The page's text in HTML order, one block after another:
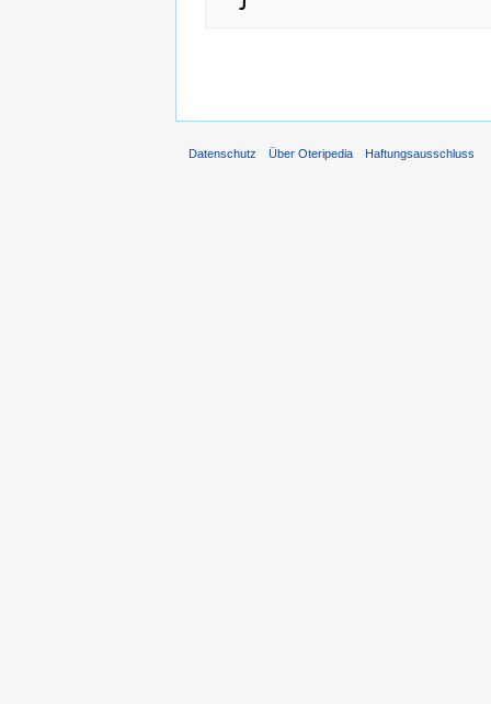
Datenschutz Über Oteripedia Haftungsausschluss